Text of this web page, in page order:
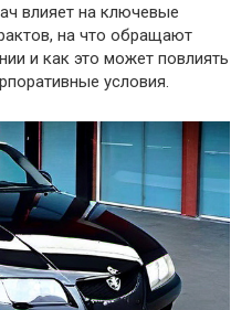
влияет на ключевые
на что обращают
и как это может повлиять
условия.